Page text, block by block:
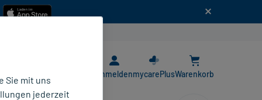
AnmeldenmycarePlusWarenkorb
Sie mit uns
jederzeit